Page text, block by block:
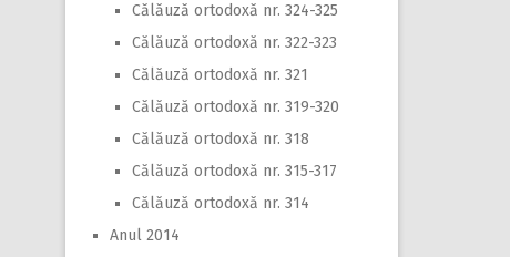
Călăuză ortodoxă nr. 324-325
Călăuză ortodoxă nr. 322-323
Călăuză ortodoxă nr. 321
Călăuză ortodoxă nr. 319-320
Călăuză ortodoxă nr. 318
Călăuză ortodoxă nr. 315-317
Călăuză ortodoxă nr. 314
Anul 2014